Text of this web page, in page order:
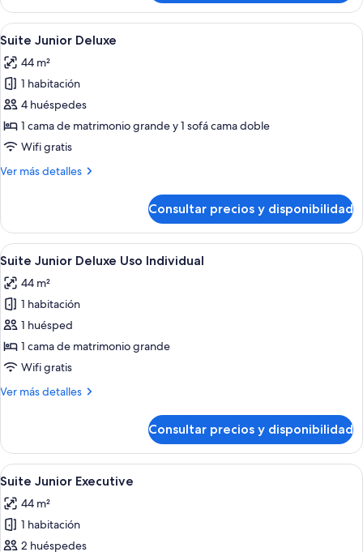
junior
doble
de
individual
Abrir
todas
las
fotos
de
Suite
Junior
Ropa de cama de alta calidad,
6
Suite Junior Deluxe
44 m²
1 habitación
4 huéspedes
1 cama de matrimonio grande y 1 sofá cama doble
Wifi gratis
Ver más detalles
Más
Junior
Deluxe
Consultar precios y disponibilidad
Abrir
todas
las
fotos
de
Suite
Junior
Uso
Ropa de cama de alta calidad,
6
Suite Junior Deluxe Uso Individual
44 m²
1 habitación
1 huésped
1 cama de matrimonio grande
Wifi gratis
Ver más detalles
Más
Junior
Deluxe
Uso
Consultar precios y disponibilidad
Abrir
todas
las
fotos
de
Ropa de cama de alta calidad,
5
Suite Junior Executive
44 m²
1 habitación
2 huéspedes